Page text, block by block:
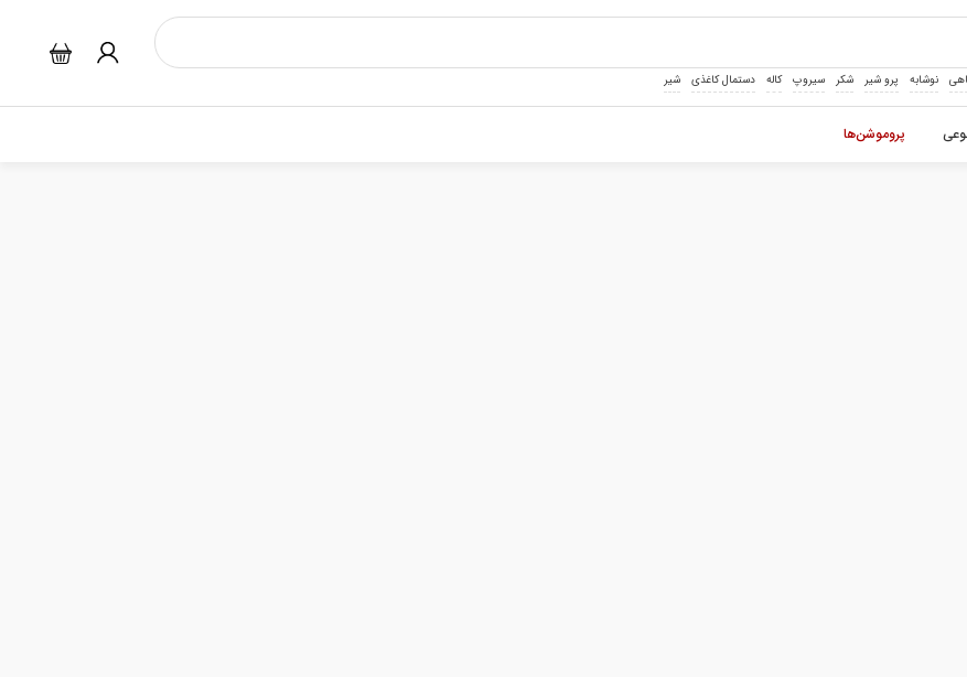
نوشابه پرو شیر شکر سیروپ کاله دستمال کاغذی شیر
پروموشن‌ها